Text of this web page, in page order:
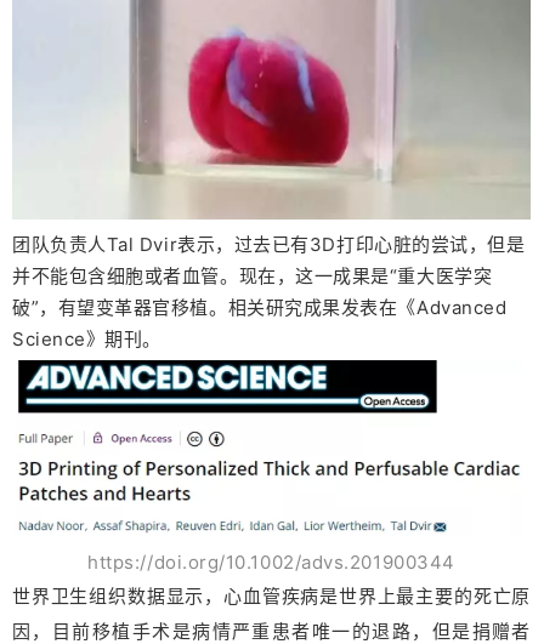
团队负责人Tal Dvir表示，过去已有3D打印心脏的尝试，但是
并不能包含细胞或者血管。现在，这一成果是“重大医学突
破”，有望变革器官移植。相关研究成果发表在《Advanced
Science》期刊。
https://doi.org/10.1002/advs.201900344
世界卫生组织数据显示，心血管疾病是世界上最主要的死亡原
因，目前移植手术是病情严重患者唯一的退路，但是捐赠者